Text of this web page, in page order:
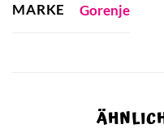
MARKE Gorenje